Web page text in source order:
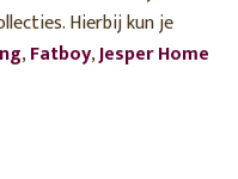
Hierbij kun je
,Fatboy,Jesper Home